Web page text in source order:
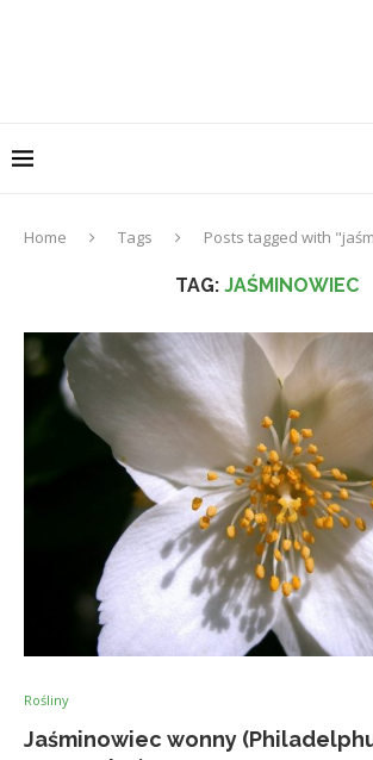
Home Tags Posts tagged with
TAG: JAŚMINOWIEC
Rośliny
Jaśminowiec wonny